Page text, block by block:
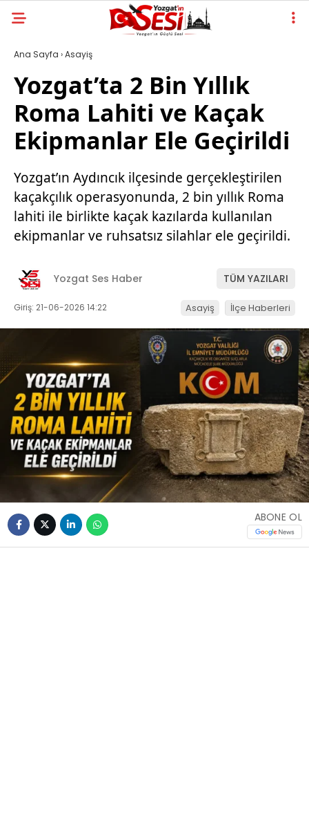
Ana Sayfa ›Asayiş
Yozgat’ta 2 Bin Yıllık
Roma Lahiti ve Kaçak
Ekipmanlar Ele Geçirildi
Yozgat’ın Aydıncık ilçesinde gerçekleştirilen
kaçakçılık operasyonunda, 2 bin yıllık Roma
lahiti ile birlikte kaçak kazılarda kullanılan
ekipmanlar ve ruhsatsız silahlar ele geçirildi.
Yozgat Ses Haber TÜM YAZILARI
Giriş: 21-06-2026 14:22 Asayiş İlçe Haberleri
ABONE OL